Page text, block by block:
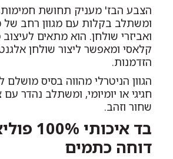
הצבע הבז' מעניק תחושת חמימות,
ומשתלב בקלות עם מגוון רחב של
ואביזרי שולחן. הוא מתאים לעיצוב
קלאסי ומאפשר ליצור שולחן
הזדמנות.
הגוון הניטרלי מהווה בסיס מושלם
חגיגי או יומיומי, ומשתלב נהדר
שחור וזהב.
בד איכותי
דוחה כתמים